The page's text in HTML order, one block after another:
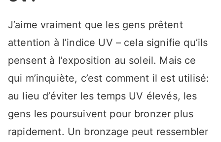
J’aime vraiment que les gens prêtent
attention à l’indice UV – cela signifie qu’ils
pensent à l’exposition au soleil. Mais ce
qui m’inquiète, c’est comment il est utilisé:
au lieu d’éviter les temps UV élevés, les
gens les poursuivent pour bronzer plus
rapidement. Un bronzage peut ressembler